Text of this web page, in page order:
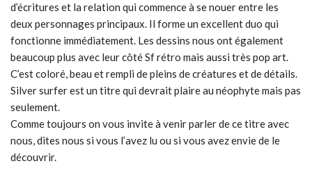
d’écritures et la relation qui commence à se nouer entre les
deux personnages principaux. Il forme un excellent duo qui
fonctionne immédiatement. Les dessins nous ont également
beaucoup plus avec leur côté Sf rétro mais aussi très pop art.
C’est coloré, beau et rempli de pleins de créatures et de détails.
Silver surfer est un titre qui devrait plaire au néophyte mais pas
seulement.
Comme toujours on vous invite à venir parler de ce titre avec
nous, dites nous si vous l’avez lu ou si vous avez envie de le
découvrir.